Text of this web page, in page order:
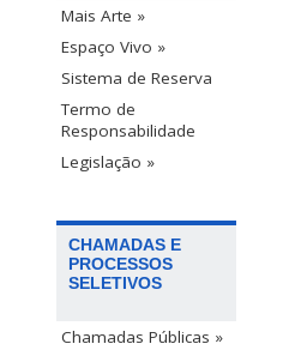
Mais Arte »
Espaço Vivo »
Sistema de Reserva
Termo de
Responsabilidade
Legislação »
CHAMADAS E
PROCESSOS
SELETIVOS
Chamadas Públicas »